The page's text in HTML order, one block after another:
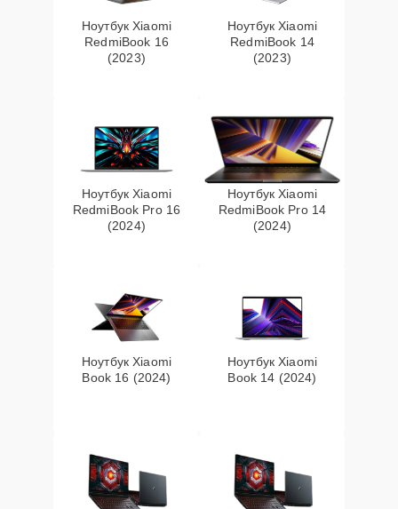
Ноутбук Xiaomi
RedmiBook 16
(2023)
Ноутбук Xiaomi
RedmiBook 14
(2023)
Ноутбук Xiaomi
RedmiBook Pro 16
(2024)
Ноутбук Xiaomi
RedmiBook Pro 14
(2024)
Ноутбук Xiaomi
Book 16 (2024)
Ноутбук Xiaomi
Book 14 (2024)